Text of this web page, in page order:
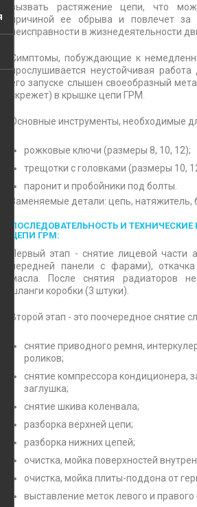
вызвать растяжение цепи, что
причиной ее обрыва и повлечет за
неисправности в жизнедеятельности
Симптомы, побуждающие к
прослушивается неустойчивая работа
его запуске слышен своеобразный
скрежет) в крышке цепи ГРМ.
Основные инструменты, необходимые
рожковые ключи (размеры 8, 10, 12);
трещотки с головками (размеры 10,
паронит и пробойники под болты.
Заменяемые детали: цепь, натяжитель,
ПОСЛЕДОВАТЕЛЬНОСТЬ И
ЦЕПИ ГРМ:
Первый этап - снятие лицевой части
передней панели с фарами),
масла. После снятия радиаторов
шланги коробки (3 штуки).
Второй этап - это поочередное снятие
снятие приводного ремня,
роликов;
снятие компрессора кондиционера,
заглушка;
снятие шкива коленвала;
разборка верхней цепи;
разборка нижних цепей;
очистка, мойка поверхностей
очистка, мойка плиты-поддона от
выставление меток левого и правого